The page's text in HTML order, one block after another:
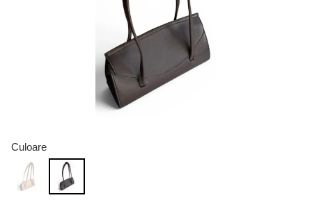
Culoare